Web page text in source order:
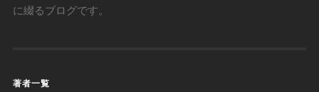
に綴るブログです。
著者一覧